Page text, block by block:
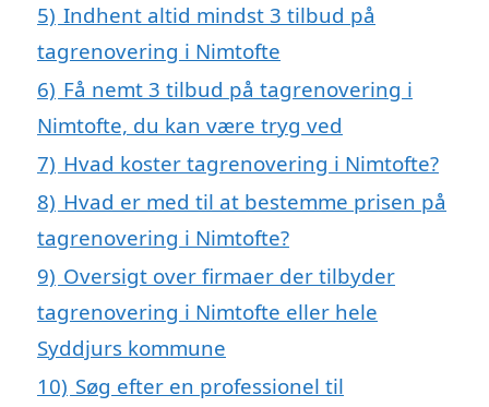
5) Indhent altid mindst 3 tilbud på
tagrenovering i Nimtofte
6) Få nemt 3 tilbud på tagrenovering i
Nimtofte, du kan være tryg ved
7) Hvad koster tagrenovering i Nimtofte?
8) Hvad er med til at bestemme prisen på
tagrenovering i Nimtofte?
9) Oversigt over firmaer der tilbyder
tagrenovering i Nimtofte eller hele
Syddjurs kommune
10) Søg efter en professionel til